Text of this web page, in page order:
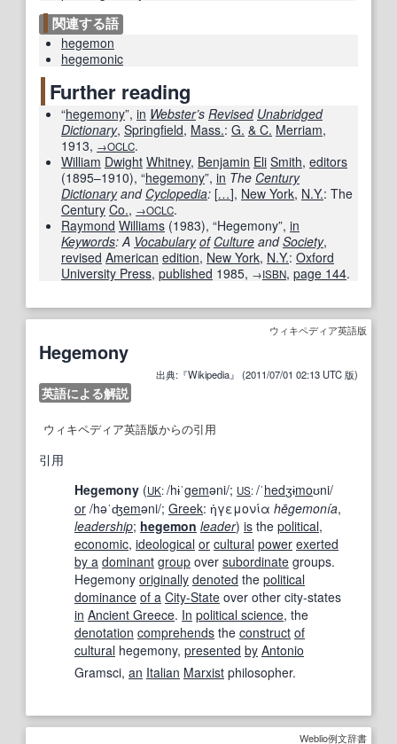
関連する語
hegemon
hegemonic
Further reading
“hegemony”, in Webster’s Revised Unabridged
Dictionary, Springfield, Mass.: G. & C. Merriam,
1913, →OCLC.
William Dwight Whitney, Benjamin Eli Smith, editors
(1895–1910), “hegemony”, in The Century
Dictionaryand Cyclopedia: […], New York, N.Y.: The
Century Co., →OCLC.
Raymond Williams (1983), “Hegemony”, in
Keywords: A Vocabulary of Culture andSociety,
revised American edition, New York, N.Y.: Oxford
University Press, published 1985, →ISBN, page 144.
ウィキペディア英語版
Hegemony
出典:『Wikipedia』 (2011/07/01 02:13 UTC 版)
英語による解説
ウィキペディア英語版からの引用
引用
Hegemony (UK:/hɨˈgeməni/; US:/ˈhedʒɨmoʊni/
or /həˈʤeməni/; Greek: ἡγεμονία hēgemonía,
leadership; hegemon leader) is the political,
economic, ideological or cultural power exerted
by a dominant group over subordinate groups.
Hegemony originally denoted the political
dominance of a City-State over other city-states
in Ancient Greece. In political science, the
denotation comprehends the construct of
cultural hegemony, presented by Antonio
Gramsci, an Italian Marxist philosopher.
Weblio例文辞書